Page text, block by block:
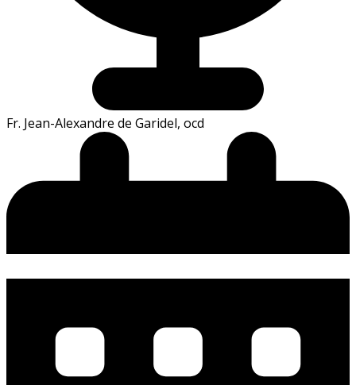
Fr. Jean-Alexandre de Garidel, ocd